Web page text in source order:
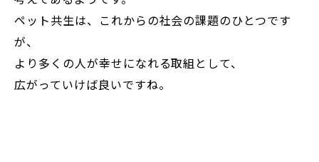
ペット共生は、これからの社会の課題のひとつです
が、
より多くの人が幸せになれる取組として、
広がっていけば良いですね。